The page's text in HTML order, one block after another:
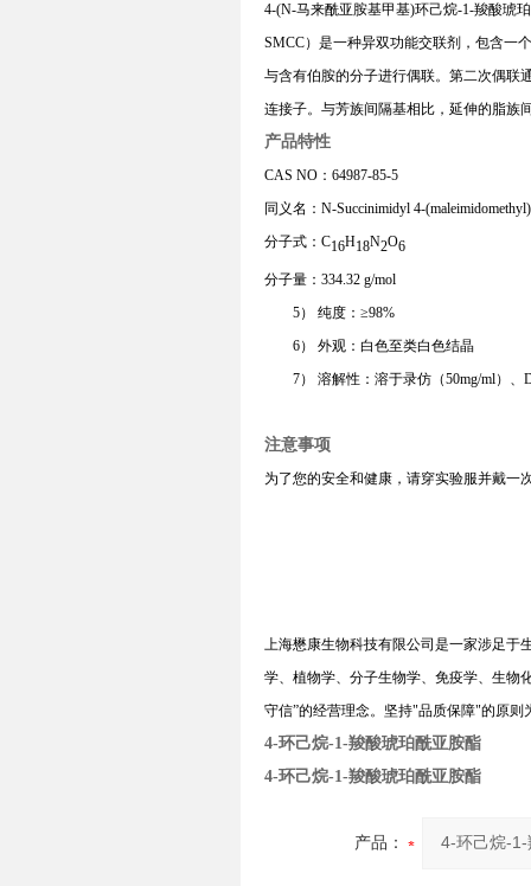
4-(N-马来酰亚胺基甲基)环己烷-1-羧酸琥
SMCC）是一种异双功能交联剂，包含一
与含有伯胺的分子进行偶联。第二次偶联
连接子。与芳族间隔基相比，延伸的脂族
产品特性
CAS NO：64987-85-5
同义名：N-Succinimidyl 4-
分子式：C16H18N2O6
分子量：334.32 g/mol
5） 纯度 ： ≥98%
6） 外观：白色至类白色结晶
7） 溶解性 ： 溶于录仿 （50mg/ml）、
注意事项
为了您的安全和健康，请穿实验服并戴一
上海懋康生物科技有限公司是一家涉足
学、植物学、分子生物学、免疫学、生物
守信”的经营理念。坚持"品质保障"的原则
4-环己烷-1-羧酸琥珀酰亚胺酯
4-环己烷-1-羧酸琥珀酰亚胺酯
产品：